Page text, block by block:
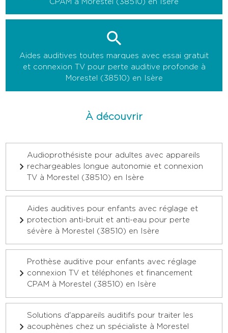
CPAM à Morestel (38510) en Isère
Aides auditives toutes marques avec essai gratuit
et connexion TV pour perte auditive profonde à
Morestel (38510) en Isère
À découvrir
Audioprothésiste pour adultes avec appareils
rechargeables longue autonomie et connexion
TV à Morestel (38510) en Isère
Aides auditives pour enfants avec réglage et
protection anti-bruit et anti-eau pour perte
sévère à Morestel (38510) en Isère
Prothèse auditive pour enfants avec réglage
connexion TV et téléphones et financement
CPAM à Morestel (38510) en Isère
Solutions d'appareils auditifs pour traiter les
acouphènes chez un spécialiste à Morestel